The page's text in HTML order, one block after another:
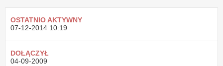
OSTATNIO AKTYWNY
07-12-2014 10:19
DOŁĄCZYŁ
04-09-2009